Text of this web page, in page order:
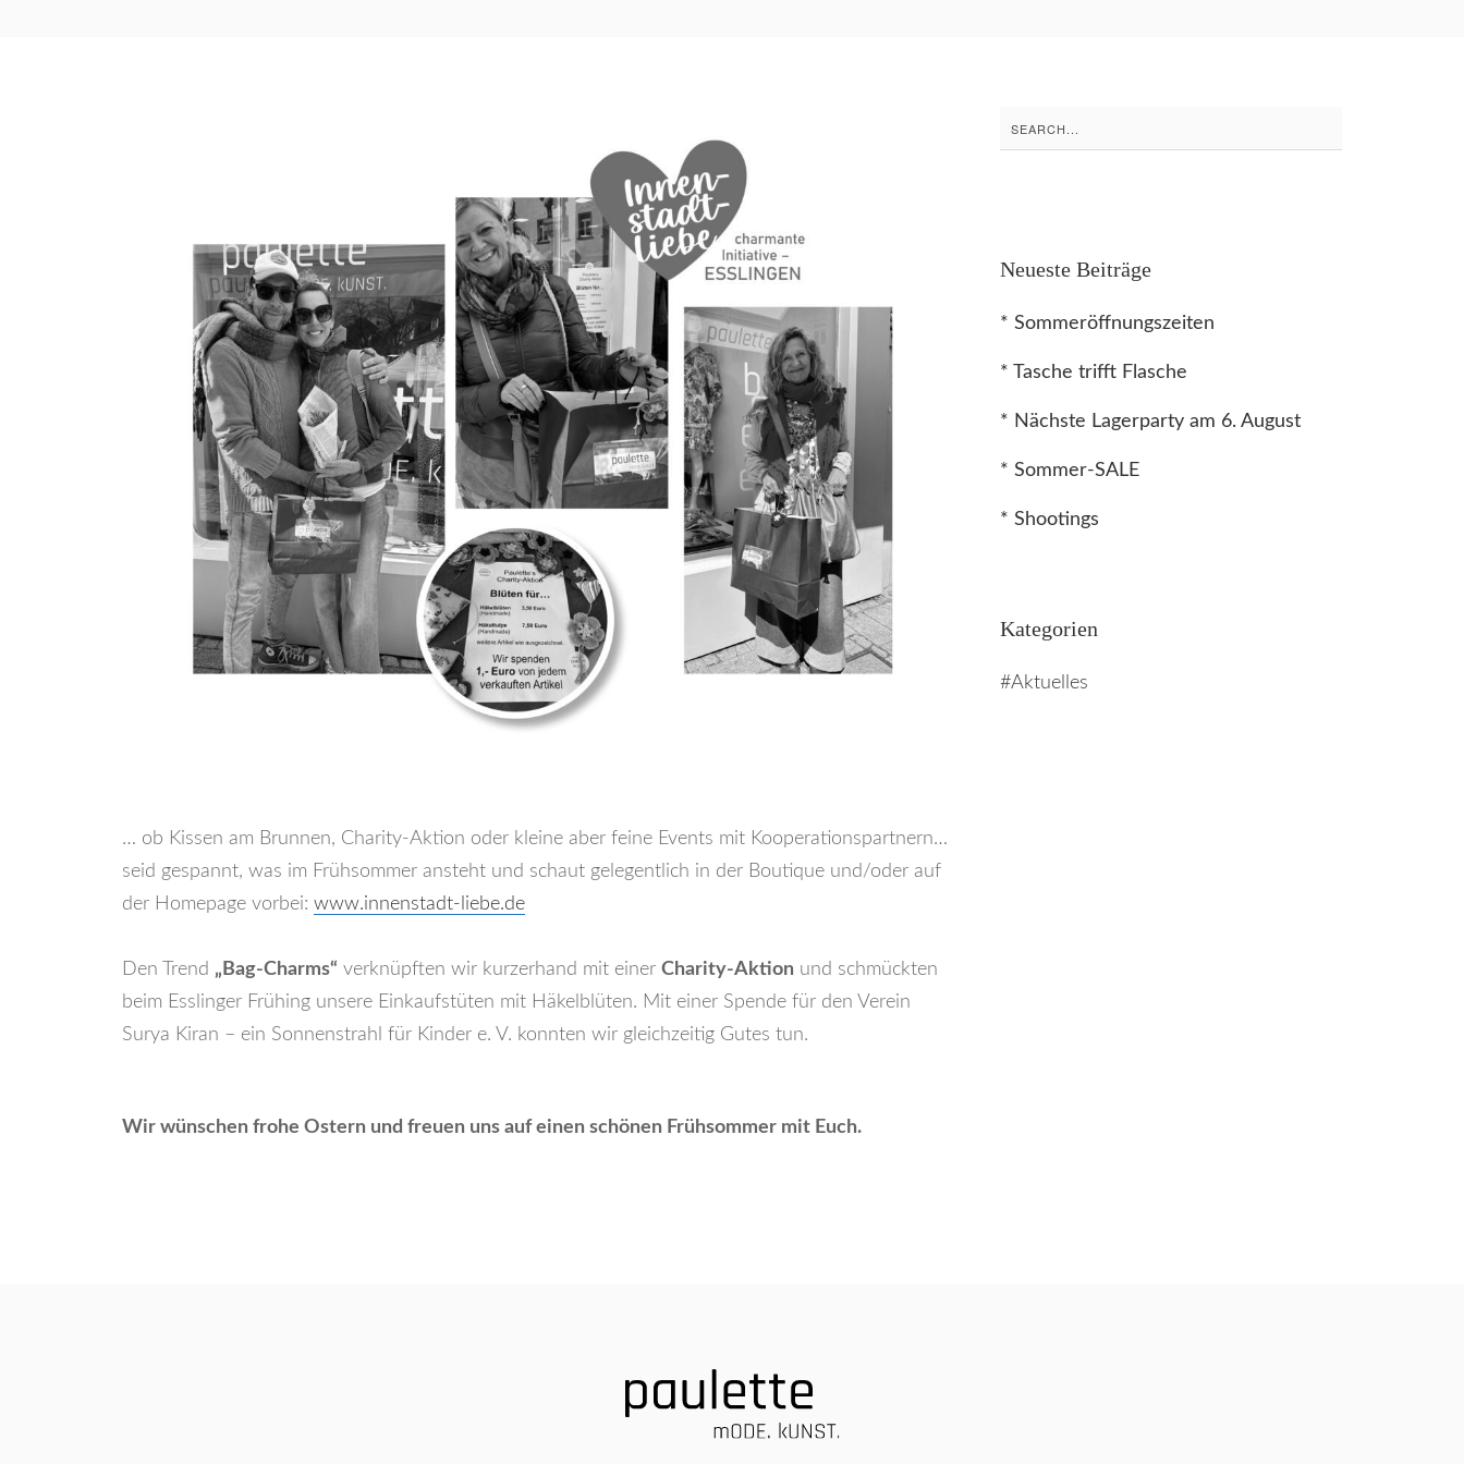
… ob Kissen am Brunnen, Charity-Aktion oder kleine aber feine Events mit Kooperationspartnern…
seid gespannt, was im Frühsommer ansteht und schaut gelegentlich in der Boutique und/oder auf
der Homepage vorbei: www.innenstadt-liebe.de
Den Trend „Bag-Charms“ verknüpften wir kurzerhand mit einer Charity-Aktion und schmückten
beim Esslinger Frühing unsere Einkaufstüten mit Häkelblüten. Mit einer Spende für den Verein
Surya Kiran – ein Sonnenstrahl für Kinder e. V. konnten wir gleichzeitig Gutes tun.
Wir wünschen frohe Ostern und freuen uns auf einen schönen Frühsommer mit Euch.
Search
for:
Neueste Beiträge
* Sommeröffnungszeiten
* Tasche trifft Flasche
* Nächste Lagerparty am 6. August
* Sommer-SALE
* Shootings
Kategorien
Aktuelles